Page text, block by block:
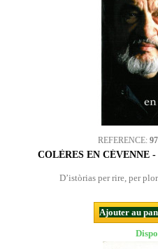
REFERENCE:
COLÈRES EN CÉVENNE
D’istòrias per rire, per
Ajouter au